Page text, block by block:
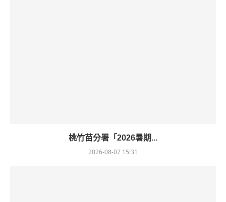
桃竹苗分署「2026暑期...
2026-08-07 15:31